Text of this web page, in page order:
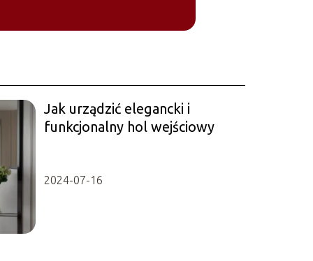
Jak urządzić elegancki i
funkcjonalny hol wejściowy
2024-07-16